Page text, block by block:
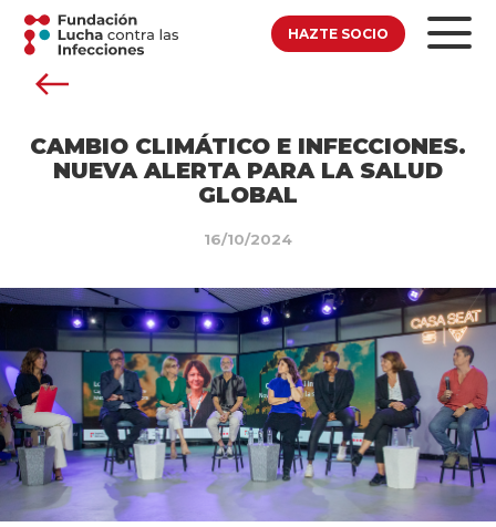
HAZTE SOCIO
CAMBIO CLIMÁTICO E INFECCIONES.
NUEVA ALERTA PARA LA SALUD
GLOBAL
16/10/2024